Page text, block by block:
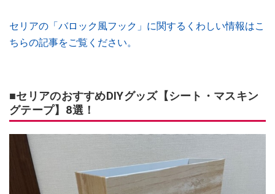
セリアの「バロック風フック」に関するくわしい情報はこ
ちらの記事をご覧ください。
■セリアのおすすめDIYグッズ【シート・マスキン
グテープ】8選！